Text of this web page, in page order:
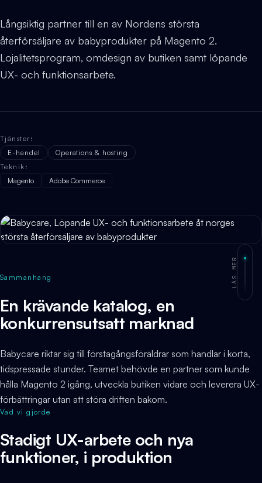
Långsiktig partner till en av Nordens största
återförsäljare av babyprodukter på Magento 2.
Lojalitetsprogram, omdesign av butiken samt löpande
UX- och funktionsarbete.
Tjänster :
E-handel
Operations & hosting
Teknik :
Magento
Adobe Commerce
LÄS MER
Sammanhang
En krävande katalog, en
konkurrensutsatt marknad
Babycare riktar sig till förstagångsföräldrar som handlar i korta,
tidspressade stunder. Teamet behövde en partner som kunde
hålla Magento 2 igång, utveckla butiken vidare och leverera UX-
förbättringar utan att störa driften bakom.
Vad vi gjorde
Stadigt UX-arbete och nya
funktioner, i produktion